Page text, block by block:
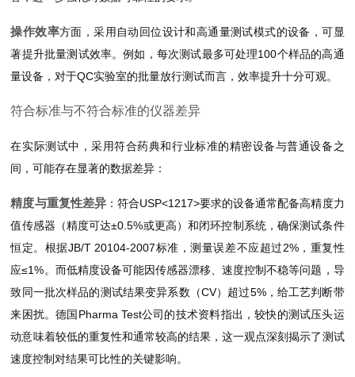
操作效率方面，采用自动回位设计和高通量测试模式的设备，可显
著提升批量测试效率。例如，每次测试最多可处理100个样品的高通
量设备，对于QC实验室的批量放行测试而言，效率提升十分可观。
符合标准与不符合标准的仪器差异
在实际测试中，采用符合药典和行业标准的精密设备与普通设备之
间，可能存在显著的数据差异：
精度与重复性差异：符合USP<1217>要求的设备通常配备高精度力
值传感器（精度可达±0.5%或更高）和闭环控制系统，确保测试条件
恒定。根据JB/T 20104-2007标准，测量误差不应超过2%，重复性
应≤1%。而低精度设备可能因传感器漂移、速度控制不稳等问题，导
致同一批次样品的测试结果变异系数（CV）超过5%，给工艺判断带
来困扰。德国Pharma Test公司的技术资料指出，较快的测试压头运
动意味着较低的重复性和通常较高的结果，这一观点深刻揭示了测试
速度控制对结果可比性的关键影响。